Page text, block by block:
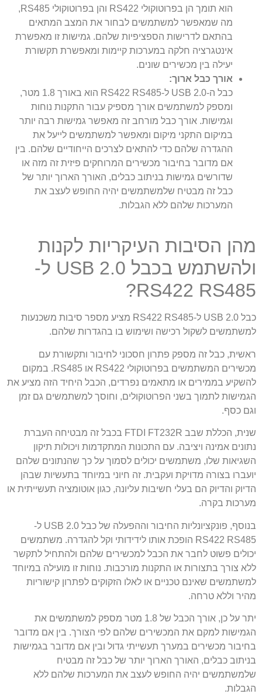
הוא תומך הן בפרוטוקולי RS422 והן בפרוטוקולי RS485,
מה שמאפשר למשתמשים לבחור את המצב המתאים
בהתאם לדרישות הספציפיות שלהם. גמישות זו מאפשרת
אינטגרציה חלקה במערכות קיימות ומאפשרת תקשורת
יעילה בין מכשירים שונים.
אורך כבל ארוך:
כבל ה-USB 2.0 ל-RS422 RS485 הוא באורך 1.8 מטר,
ומספק למשתמשים אורך מספיק עבור התקנות נוחות
וגמישות. אורך כבל מורחב זה מאפשר גמישות רבה יותר
במיקום התקני מיקום ומאפשר למשתמשים לייעל את
ההגדרה שלהם כדי להתאים לצרכים הייחודיים שלהם. בין
אם מדובר בחיבור מכשירים המרוחקים פיזית זה מזה או
שדורשים גמישות בניתוב כבלים, האורך הארוך יותר של
כבל זה מבטיח שלמשתמשים יהיה החופש לעצב את
המערכות שלהם ללא הגבלות.
מהן הסיבות העיקריות לקנות
ולהשתמש בכבל USB 2.0 ל-
RS422 RS485?
כבל USB 2.0 ל-RS422 RS485 מציע מספר סיבות משכנעות
למשתמשים לשקול רכישה ושימוש בו בהגדרות שלהם.
ראשית, כבל זה מספק פתרון חסכוני לחיבור ותקשורת עם
מכשירים המשתמשים בפרוטוקולי RS422 או RS485. במקום
להשקיע בממירים או מתאמים נפרדים, הכבל היחיד הזה מציע את
הגמישות לתמוך בשני הפרוטוקולים, וחוסך למשתמשים גם זמן
וגם כסף.
שנית, הכללת שבב FTDI FT232R בכבל זה מבטיחה העברת
נתונים אמינה ויציבה. עם התכונות המתקדמות ויכולות תיקון
השגיאות שלו, משתמשים יכולים לסמוך על כך שהנתונים שלהם
יועברו בצורה מדויקת ועקבית. זה חיוני במיוחד בתעשיות שבהן
הדיוק והדיוק הם בעלי חשיבות עליונה, כגון אוטומציה תעשייתית או
מערכות בקרה.
בנוסף, פונקציונליות החיבור וההפעלה של כבל USB 2.0 ל-
RS422 RS485 הופכת אותו לידידותי וקל להגדרה. משתמשים
יכולים פשוט לחבר את הכבל למכשירים שלהם ולהתחיל לתקשר
ללא צורך בתצורות או התקנות מורכבות. נוחות זו מועילה במיוחד
למשתמשים שאינם טכניים או לאלו הזקוקים לפתרון קישוריות
מהיר וללא טרחה.
יתר על כן, אורך הכבל של 1.8 מטר מספק למשתמשים את
הגמישות למקם את המכשירים שלהם לפי הצורך. בין אם מדובר
בחיבור מכשירים במערך תעשייתי גדול ובין אם מדובר בגמישות
בניתוב כבלים, האורך הארוך יותר של כבל זה מבטיח
שלמשתמשים יהיה החופש לעצב את המערכות שלהם ללא
הגבלות.